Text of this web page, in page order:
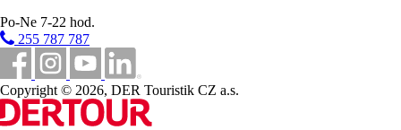
Fotogalerie
Po-Ne 7-22 hod.
255 787 787
Copyright © 2026, DER Touristik CZ a.s.